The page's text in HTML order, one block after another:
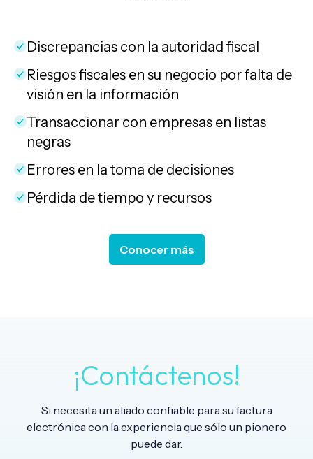
Discrepancias con la autoridad fiscal
Riesgos fiscales en su negocio por falta de
visión en la información
Transaccionar con empresas en listas
negras
Errores en la toma de decisiones
Pérdida de tiempo y recursos
Conocer más
¡Contáctenos!
Si necesita un aliado confiable para su factura
electrónica con la experiencia que sólo un pionero
puede dar.